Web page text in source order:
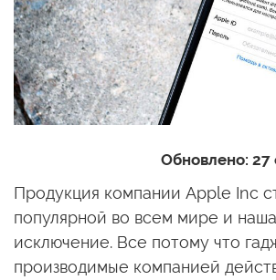
Обновлено: 27
Продукция компании Apple Inc
популярной во всем мире и
исключение. Все потому что
производимые компанией